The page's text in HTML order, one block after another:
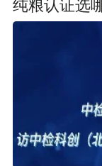
纯粮认证选